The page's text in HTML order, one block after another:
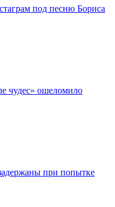
под песню Бориса
чудес» ошеломило
при попытке